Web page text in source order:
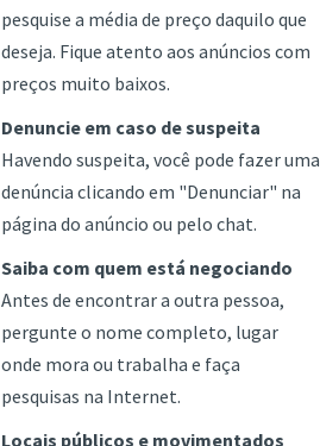
pesquise a média de preço daquilo que
deseja. Fique atento aos anúncios com
preços muito baixos.
Denuncie em caso de suspeita
Havendo suspeita, você pode fazer uma
denúncia clicando em "Denunciar" na
página do anúncio ou pelo chat.
Saiba com quem está negociando
Antes de encontrar a outra pessoa,
pergunte o nome completo, lugar
onde mora ou trabalha e faça
pesquisas na Internet.
Locais públicos e movimentados